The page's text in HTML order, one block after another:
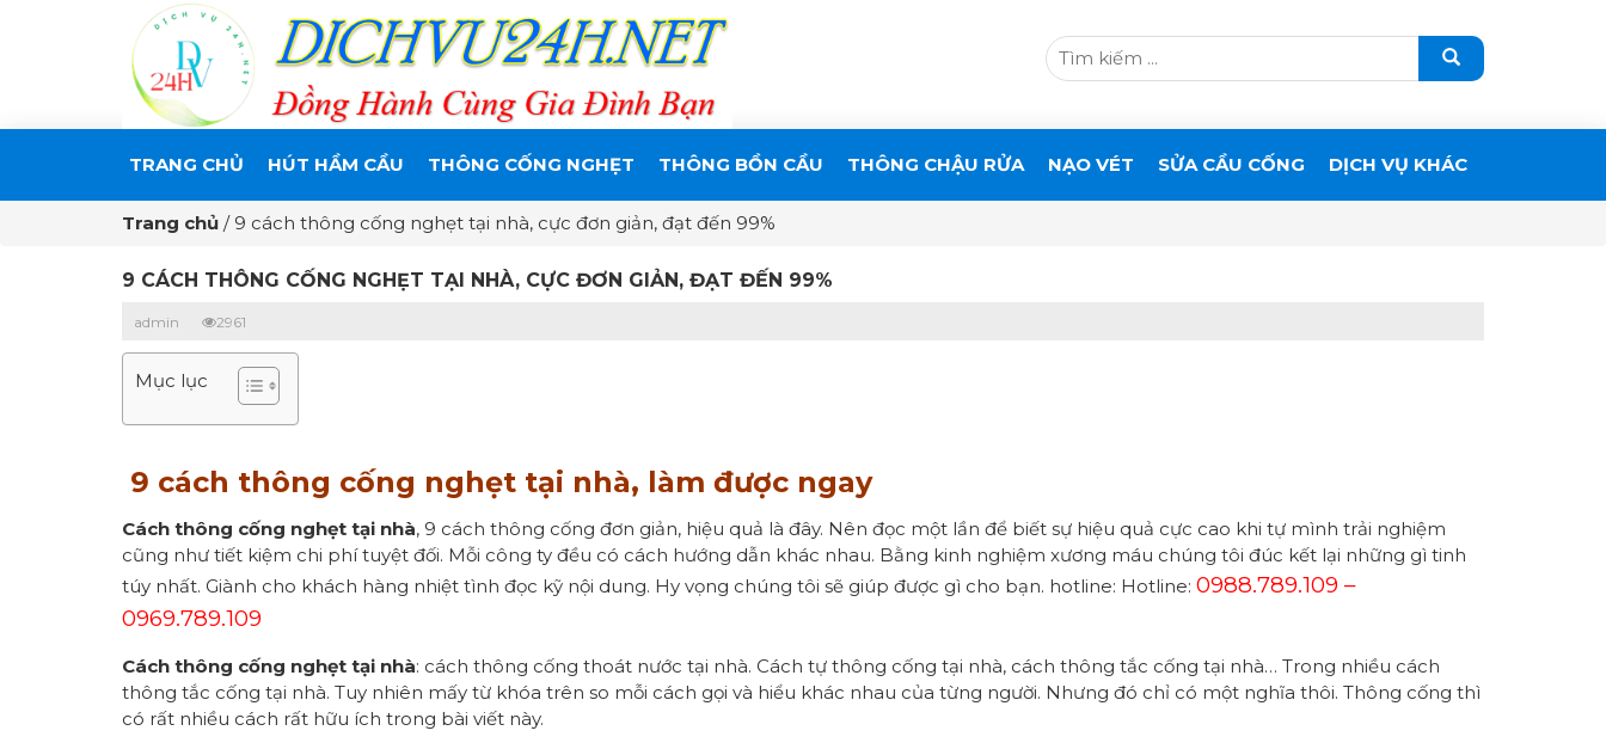
TRANG CHỦ HÚT HẦM CẦU THÔNG CỐNG NGHẸT THÔNG BỒN CẦU THÔNG CHẬU RỬA NẠO VÉT SỬA CẦU CỐNG DỊCH VỤ KHÁC
Trang chủ / 9 cách thông cống nghẹt tại nhà, cực đơn giản, đạt đến 99%
9 CÁCH THÔNG CỐNG NGHẸT TẠI NHÀ, CỰC ĐƠN GIẢN, ĐẠT ĐẾN 99%
admin 2961
Mục lục
9 cách thông cống nghẹt tại nhà, làm được ngay
Cách thông cống nghẹt tại nhà, 9 cách thông cống đơn giản, hiệu quả là đây. Nên đọc một lần để biết sự hiệu quả cực cao khi tự mình trải nghiệm
cũng như tiết kiệm chi phí tuyệt đối. Mỗi công ty đều có cách hướng dẫn khác nhau. Bằng kinh nghiệm xương máu chúng tôi đúc kết lại những gì tinh
túy nhất. Giành cho khách hàng nhiệt tình đọc kỹ nội dung. Hy vọng chúng tôi sẽ giúp được gì cho bạn. hotline: Hotline: 0988.789.109 –
0969.789.109
Cách thông cống nghẹt tại nhà: cách thông cống thoát nước tại nhà. Cách tự thông cống tại nhà, cách thông tắc cống tại nhà… Trong nhiều cách
thông tắc cống tại nhà. Tuy nhiên mấy từ khóa trên so mỗi cách gọi và hiểu khác nhau của từng người. Nhưng đó chỉ có một nghĩa thôi. Thông cống thì
có rất nhiều cách rất hữu ích trong bài viết này.